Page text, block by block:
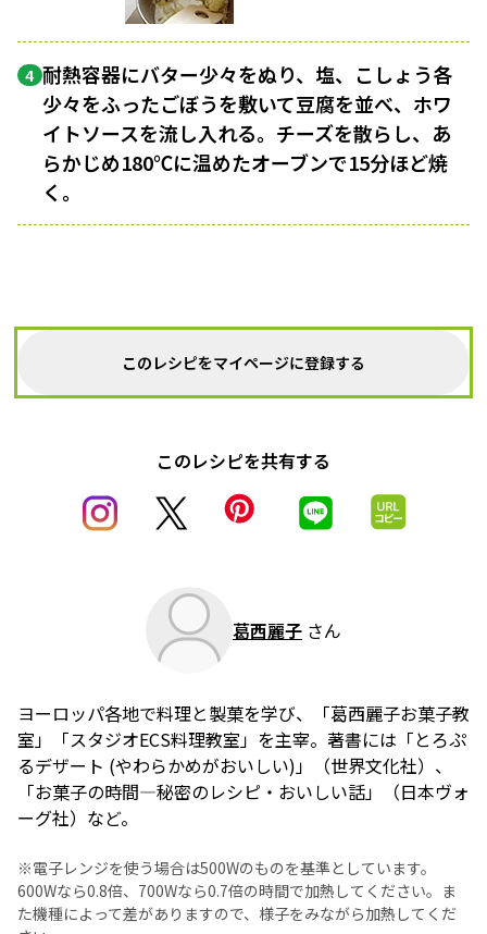
4 耐熱容器にバター少々をぬり、塩、こしょう各
少々をふったごぼうを敷いて豆腐を並べ、ホワ
イトソースを流し入れる。チーズを散らし、あ
らかじめ180℃に温めたオーブンで15分ほど焼
く。
このレシピをマイページに登録する
このレシピを共有する
葛西麗子 さん
ヨーロッパ各地で料理と製菓を学び、「葛西麗子お菓子教
室」「スタジオECS料理教室」を主宰。著書には「とろぷ
るデザート (やわらかめがおいしい)」（世界文化社）、
「お菓子の時間―秘密のレシピ・おいしい話」（日本ヴォ
ーグ社）など。
※電子レンジを使う場合は500Wのものを基準としています。
600Wなら0.8倍、700Wなら0.7倍の時間で加熱してください。ま
た機種によって差がありますので、様子をみながら加熱してくだ